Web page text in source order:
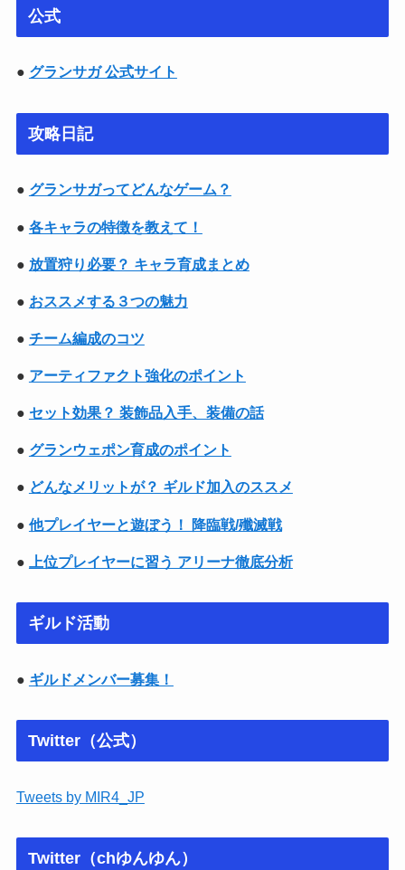
公式
● グランサガ 公式サイト
攻略日記
● グランサガってどんなゲーム？
● 各キャラの特徴を教えて！
● 放置狩り必要？ キャラ育成まとめ
● おススメする３つの魅力
● チーム編成のコツ
● アーティファクト強化のポイント
● セット効果？ 装飾品入手、装備の話
● グランウェポン育成のポイント
● どんなメリットが？ ギルド加入のススメ
● 他プレイヤーと遊ぼう！ 降臨戦/殲滅戦
● 上位プレイヤーに習う アリーナ徹底分析
ギルド活動
● ギルドメンバー募集！
Twitter（公式）
Tweets by MIR4_JP
Twitter（chゆんゆん）